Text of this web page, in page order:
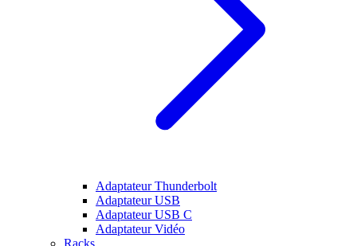
Adaptateur Thunderbolt
Adaptateur USB
Adaptateur USB C
Adaptateur Vidéo
Racks